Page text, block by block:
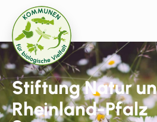
Stiftung Natur
Rheinland-Pfalz